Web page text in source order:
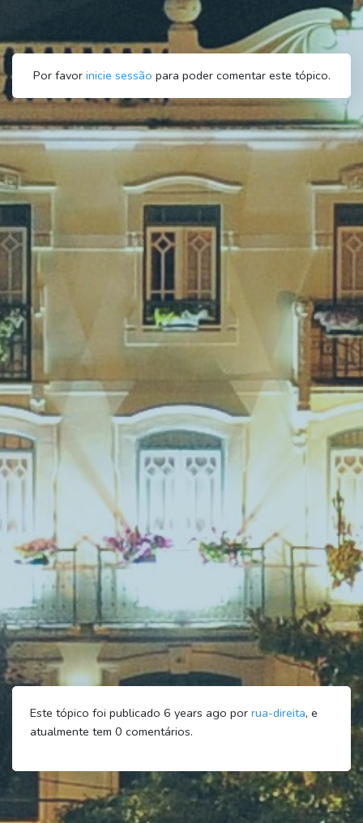
Por favor inicie sessão para poder comentar este tópico.
Este tópico foi publicado 6 years ago por rua-direita, e
atualmente tem 0 comentários.